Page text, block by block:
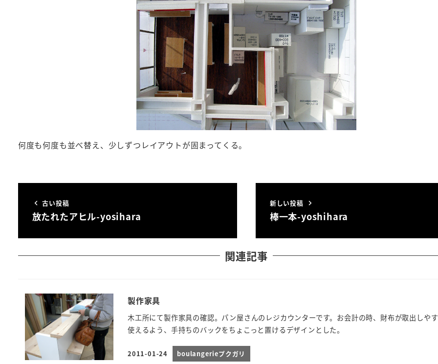
何度も何度も並べ替え、少しずつレイアウトが固まってくる。
古い投稿
放たれたアヒル-yosihara
新しい投稿
棒一本-yoshihara
関連記事
製作家具
木工所にて製作家具の確認。パン屋さんのレジカウンターです。お会計の時、財布が取出しや
使えるよう、手持ちのバックをちょこっと置けるデザインとした。
投稿日
2011-01-24 boulangerieプクガリ